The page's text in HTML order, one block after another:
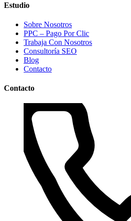
Estudio
Sobre Nosotros
PPC – Pago Por Clic
Trabaja Con Nosotros
Consultoría SEO
Blog
Contacto
Contacto